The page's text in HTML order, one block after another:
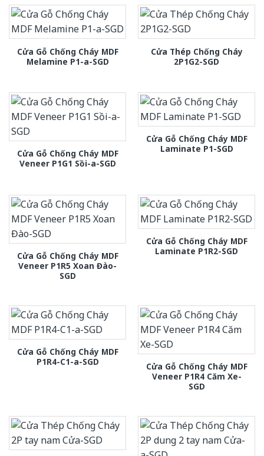
Cửa Gỗ Chống Cháy MDF
Melamine P1-a-SGD
Cửa Thép Chống Cháy
2P1G2-SGD
Cửa Gỗ Chống Cháy MDF
Veneer P1G1 Sồi-a-SGD
Cửa Gỗ Chống Cháy MDF
Laminate P1-SGD
Cửa Gỗ Chống Cháy MDF
Veneer P1R5 Xoan Đào-
SGD
Cửa Gỗ Chống Cháy MDF
Laminate P1R2-SGD
Cửa Gỗ Chống Cháy MDF
P1R4-C1-a-SGD
Cửa Gỗ Chống Cháy MDF
Veneer P1R4 Căm Xe-
SGD